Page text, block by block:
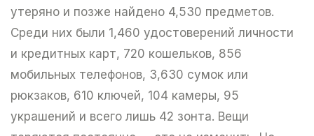
утеряно и позже найдено 4,530 предметов.
Среди них были 1,460 удостоверений личности
и кредитных карт, 720 кошельков, 856
мобильных телефонов, 3,630 сумок или
рюкзаков, 610 ключей, 104 камеры, 95
украшений и всего лишь 42 зонта. Вещи